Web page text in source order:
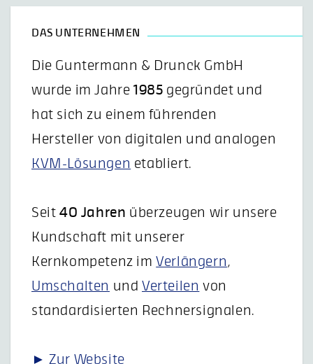
DAS UNTERNEHMEN
Die Guntermann & Drunck GmbH
wurde im Jahre 1985 gegründet und
hat sich zu einem führenden
Hersteller von digitalen und analogen
KVM-Lösungen etabliert.
Seit 40 Jahren überzeugen wir unsere
Kundschaft mit unserer
Kernkompetenz imVerlängern ,
Umschalten und Verteilen von
standardisierten Rechnersignalen.
► Zur Website